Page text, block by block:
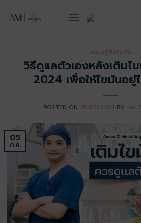
ความรู้ฉีดไขมัน
วิธีดูแลตัวเองหลังเติมไ
2024 เพื่อให้ไขมันอยู่
POSTED ON 05/07/2021 BY นพ.
05
ก.ค.